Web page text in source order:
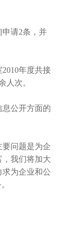
请2条，并
年度共接
人次。
公开方面的
问题是为企
我们将加大
求为企业和公